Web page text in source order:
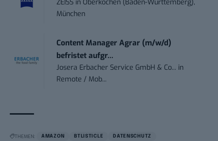
ZEISS in Oberkochen (Baden-Württemberg),
München
Content Manager Agrar (m/w/d)
befristet aufgr...
Josera Erbacher Service GmbH & Co... in
Remote / Mob...
THEMEN: AMAZON BTLISTICLE DATENSCHUTZ